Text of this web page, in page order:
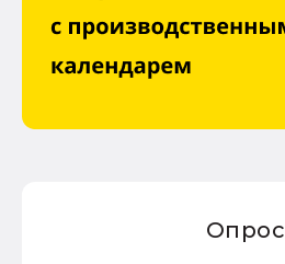
Опрос